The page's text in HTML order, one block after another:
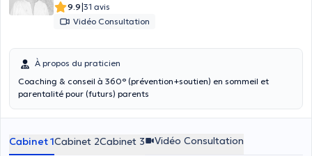
9.9|31 avis
Vidéo Consultation
À propos du praticien
Coaching & conseil à 360° (prévention+soutien) en sommeil et
parentalité pour (futurs) parents
Cabinet 1Cabinet 2Cabinet 3 Vidéo Consultation